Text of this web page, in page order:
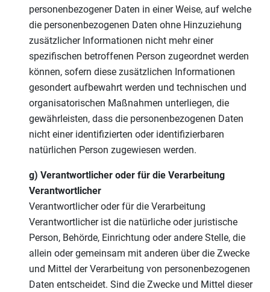
personenbezogener Daten in einer Weise, auf welche
die personenbezogenen Daten ohne Hinzuziehung
zusätzlicher Informationen nicht mehr einer
spezifischen betroffenen Person zugeordnet werden
können, sofern diese zusätzlichen Informationen
gesondert aufbewahrt werden und technischen und
organisatorischen Maßnahmen unterliegen, die
gewährleisten, dass die personenbezogenen Daten
nicht einer identifizierten oder identifizierbaren
natürlichen Person zugewiesen werden.
g) Verantwortlicher oder für die Verarbeitung
Verantwortlicher
Verantwortlicher oder für die Verarbeitung
Verantwortlicher ist die natürliche oder juristische
Person, Behörde, Einrichtung oder andere Stelle, die
allein oder gemeinsam mit anderen über die Zwecke
und Mittel der Verarbeitung von personenbezogenen
Daten entscheidet. Sind die Zwecke und Mittel dieser